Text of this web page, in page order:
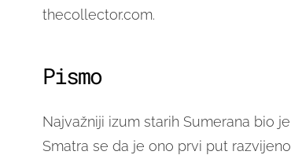
thecollector.com.
Pismo
Najvažniji izum starih Sumerana bio
Smatra se da je ono prvi put razvijeno